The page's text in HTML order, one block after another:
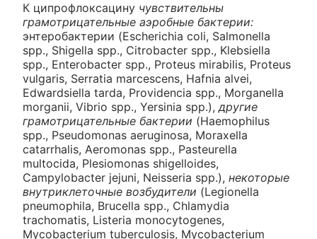
К ципрофлоксацину чувствительны
грамотрицательные аэробные бактерии:
энтеробактерии (Escherichia coli, Salmonella
spp., Shigella spp., Citrobacter spp., Klebsiella
spp., Enterobacter spp., Proteus mirabilis, Proteus
vulgaris, Serratia marcescens, Hafnia alvei,
Edwardsiella tarda, Providencia spp., Morganella
morganii, Vibrio spp., Yersinia spp.),другие
грамотрицательные бактерии (Haemophilus
spp., Pseudomonas aeruginosa, Moraxella
catarrhalis, Aeromonas spp., Pasteurella
multocida, Plesiomonas shigelloides,
Campylobacter jejuni, Neisseria spp.), некоторые
внутриклеточные возбудители (Legionella
pneumophila, Brucella spp., Chlamydia
trachomatis, Listeria monocytogenes,
Mycobacterium tuberculosis, Mycobacterium